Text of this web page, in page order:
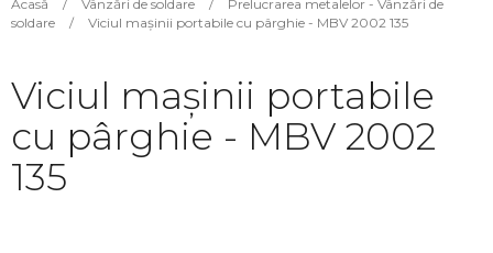
Acasă / Vânzări de soldare /
Prelucrarea metalelor - Vânzări de
soldare
/ Viciul mașinii portabile cu pârghie - MBV 2002 135
Viciul mașinii portabile
cu pârghie - MBV 2002
135